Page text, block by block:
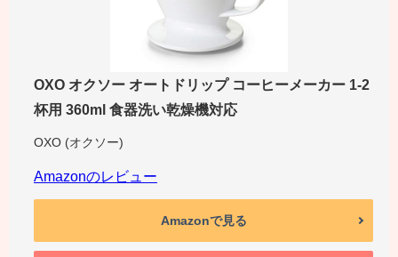
OXO オクソー オートドリップ コーヒーメーカー 1-2
杯用 360ml 食器洗い乾燥機対応
OXO (オクソー)
Amazonのレビュー
Amazonで見る